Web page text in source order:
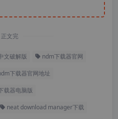
正文完
文破解版 ndm下载器官网
下载器官网地址
载器电脑版
neat download manager下载